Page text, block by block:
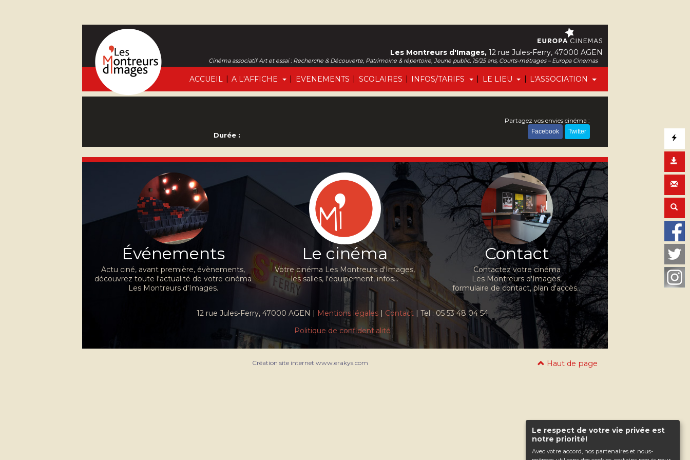
Le respect de votre vie privée est
notre priorité!
Avec votre accord, nos partenaires et nous-
ACCUEIL | A L'AFFICHE | EVENEMENTS | SCOLAIRES | INFOS/TARIFS | LE LIEU | L'ASSOCIATION
Les Montreurs d'Images, 12 rue Jules-Ferry, 47000 AGEN
Cinéma associatif Art et essai : Recherche & Découverte, Patrimoine & répertoire, Jeune public, 15/25 ans, Courts-métrages – Europa Cinemas
Durée :
Partagez vos envies cinéma :
Facebook Twitter
Événements
Actu ciné, avant première, évènements,
découvrez toute l'actualité de votre cinéma
Les Montreurs d'Images.
Le cinéma
Votre cinéma Les Montreurs d'Images,
les salles, l'équipement, infos...
Contact
Contactez votre cinéma
Les Montreurs d'Images,
formulaire de contact, plan d'accès...
12 rue Jules-Ferry, 47000 AGEN | Mentions légales | Contact | Tel : 05 53 48 04 54
Politique de confidentialité
Haut de page
Création site internet www.erakys.com